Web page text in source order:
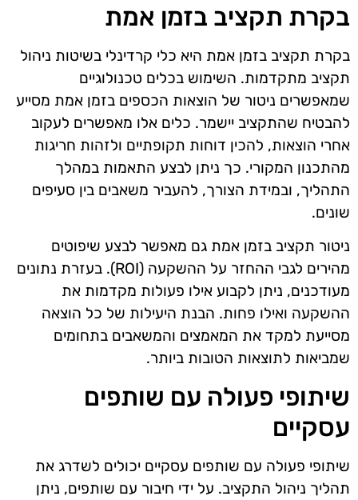
בקרת תקציב בזמן אמת
בקרת תקציב בזמן אמת היא כלי קרדינלי בשיטות ניהול
תקציב מתקדמות. השימוש בכלים טכנולוגיים
שמאפשרים ניטור של הוצאות הכספים בזמן אמת מסייע
להבטיח שהתקציב יישמר. כלים אלו מאפשרים לעקוב
אחרי הוצאות, להכין דוחות תקופתיים ולזהות חריגות
מהתכנון המקורי. כך ניתן לבצע התאמות במהלך
התהליך, ובמידת הצורך, להעביר משאבים בין סעיפים
שונים.
ניטור תקציב בזמן אמת גם מאפשר לבצע שיפוטים
מהירים לגבי ההחזר על ההשקעה (ROI). בעזרת נתונים
מעודכנים, ניתן לקבוע אילו פעולות מקדמות את
ההשקעה ואילו פחות. הבנת היעילות של כל הוצאה
מסייעת למקד את המאמצים והמשאבים בתחומים
שמביאות לתוצאות הטובות ביותר.
שיתופי פעולה עם שותפים
עסקיים
שיתופי פעולה עם שותפים עסקיים יכולים לשדרג את
תהליך ניהול התקציב. על ידי חיבור עם שותפים, ניתן